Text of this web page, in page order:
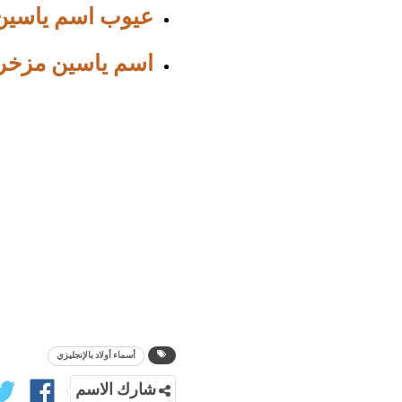
عيوب اسم
اسم ياسين
أسماء أولاد بالإنجليزي
شارك الاسم